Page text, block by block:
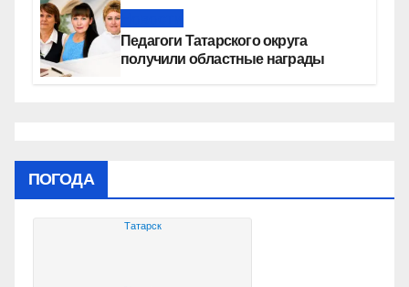
Педагоги Татарского округа
получили областные награды
ПОГОДА
Татарск